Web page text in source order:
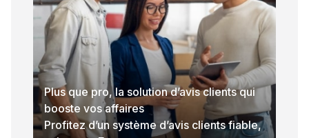
Plus que pro, la solution d’avis clients qui
booste vos affaires
Profitez d’un système d’avis clients fiable,